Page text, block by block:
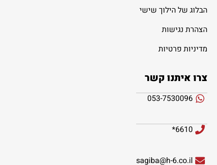
הבלוג של הילוך שישי
הצהרת נגישות
מדיניות פרטיות
צרו איתנו קשר
053-7530096
6610*
sagiba@h-6.co.il